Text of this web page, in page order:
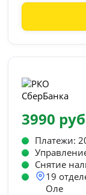
3990
Платежи:
Снятие
19
Оле